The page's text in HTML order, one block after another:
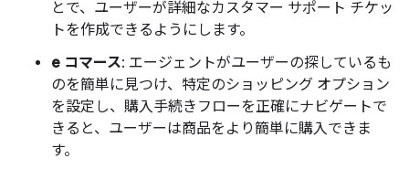
とで、ユーザーが詳細なカスタマー サポート チケッ
トを作成できるようにします。
e コマース: エージェントがユーザーの探しているも
のを簡単に見つけ、特定のショッピング オプション
を設定し、購入手続きフローを正確にナビゲートで
きると、ユーザーは商品をより簡単に購入できま
す。